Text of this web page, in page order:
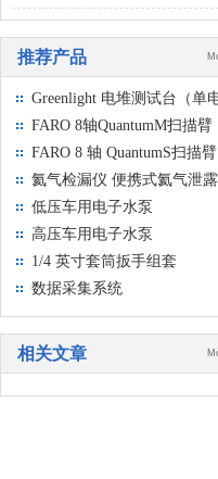
推荐产品
Greenlight 电堆测试台（单
池和部件测试）
FARO 8轴QuantumM扫描臂
FARO 8 轴 QuantumS扫描臂
氦气检漏仪 便携式氦气泄露
检测仪
低压车用电子水泵
高压车用电子水泵
1/4 英寸套筒扳手组套
数据采集系统
相关文章